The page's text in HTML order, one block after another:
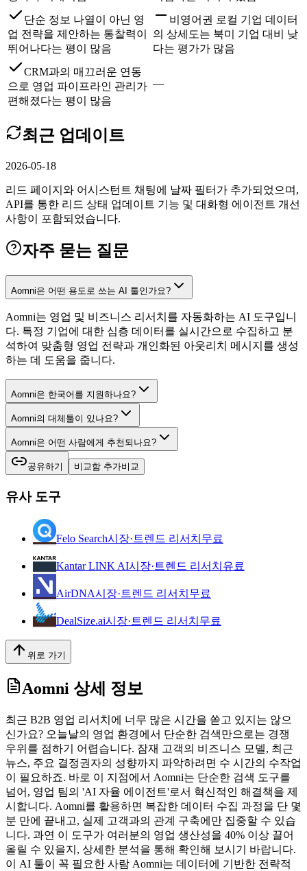
단순 정보 나열이 아닌 영
업 전략을 제안하는 통찰력이
뛰어나다는 평이 많음
비영어권 로컬 기업 데이터
의 상세도는 북미 기업 대비 낮
다는 평가가 많음
CRM과의 매끄러운 연동
으로 영업 파이프라인 관리가
편해졌다는 평이 많음
—
최근 업데이트
2026-05-18
리드 페이지와 어시스턴트 채팅에 날짜 필터가 추가되었으며,
API를 통한 리드 상태 업데이트 기능 및 대화형 에이전트 개선
사항이 포함되었습니다.
자주 묻는 질문
Aomni은 어떤 용도로 쓰는 AI 툴인가요?
Aomni는 영업 및 비즈니스 리서치를 자동화하는 AI 도구입니
다. 특정 기업에 대한 심층 데이터를 실시간으로 수집하고 분
석하여 맞춤형 영업 전략과 개인화된 아웃리치 메시지를 생성
하는 데 도움을 줍니다.
Aomni은 한국어를 지원하나요?
Aomni의 대체툴이 있나요?
Aomni은 어떤 사람에게 추천되나요?
공유하기 비교함 추가비교
유사 도구
Felo Search시장·트렌드 리서치 무료
Kantar LINK AI시장·트렌드 리서치 유료
AirDNA시장·트렌드 리서치 무료
DealSize.ai시장·트렌드 리서치 무료
위로 가기
Aomni 상세 정보
최근 B2B 영업 리서치에 너무 많은 시간을 쏟고 있지는 않으
신가요? 오늘날의 영업 환경에서 단순한 검색만으로는 경쟁
우위를 점하기 어렵습니다. 잠재 고객의 비즈니스 모델, 최근
뉴스, 주요 결정권자의 성향까지 파악하려면 수 시간의 수작업
이 필요하죠. 바로 이 지점에서 Aomni는 단순한 검색 도구를
넘어, 영업 팀의 'AI 자율 에이전트'로서 혁신적인 해결책을 제
시합니다. Aomni를 활용하면 복잡한 데이터 수집 과정을 단 몇
분 만에 끝내고, 실제 고객과의 관계 구축에만 집중할 수 있습
니다. 과연 이 도구가 여러분의 영업 생산성을 40% 이상 끌어
올릴 수 있을지, 상세한 분석을 통해 확인해 보시기 바랍니다.
이 AI 툴이 꼭 필요한 사람 Aomni는 데이터에 기반한 전략적